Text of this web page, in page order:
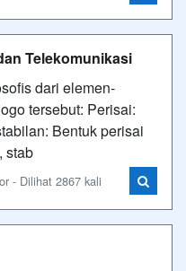
Telekomunikasi
dari elemen-
tersebut: Perisai:
Bentuk perisai
stab
- Dilihat 2867 kali